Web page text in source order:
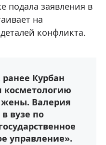
подала заявления в
на
конфликта.
Курбан
косметологию
Валерия
вузе по
управление».